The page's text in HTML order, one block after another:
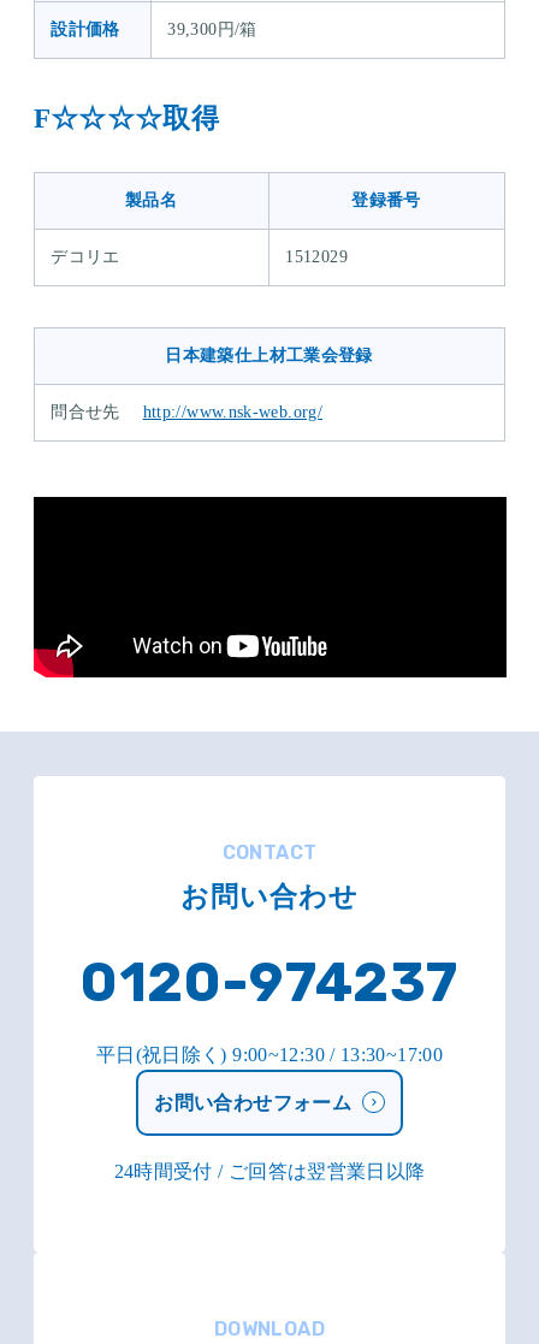
設計価格 39,300円/箱
F☆☆☆☆取得
製品名 登録番号
デコリエ 1512029
日本建築仕上材工業会登録
問合せ先 http://www.nsk-web.org/
CONTACT
お問い合わせ
0120-974237
平日(祝日除く) 9:00~12:30 / 13:30~17:00
お問い合わせフォーム
24時間受付 / ご回答は翌営業日以降
DOWNLOAD